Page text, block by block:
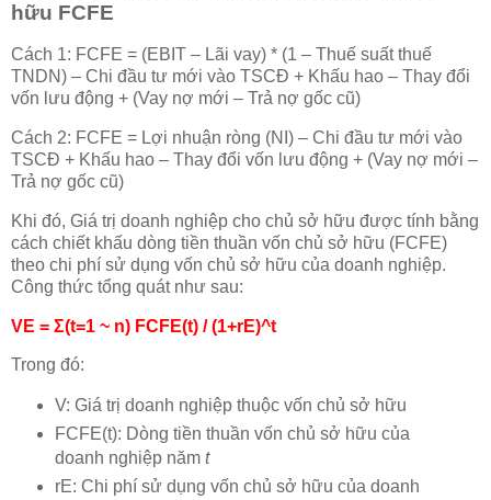
hữu FCFE
Cách 1: FCFE = (EBIT – Lãi vay) * (1 – Thuế suất thuế
TNDN) – Chi đầu tư mới vào TSCĐ + Khấu hao – Thay đổi
vốn lưu động + (Vay nợ mới – Trả nợ gốc cũ)
Cách 2: FCFE = Lợi nhuận ròng (NI) – Chi đầu tư mới vào
TSCĐ + Khấu hao – Thay đổi vốn lưu động + (Vay nợ mới –
Trả nợ gốc cũ)
Khi đó, Giá trị doanh nghiệp cho chủ sở hữu được tính bằng
cách chiết khấu dòng tiền thuần vốn chủ sở hữu (FCFE)
theo chi phí sử dụng vốn chủ sở hữu của doanh nghiệp.
Công thức tổng quát như sau:
VE = Σ(t=1 ~ n) FCFE(t) / (1+rE)^t
Trong đó:
V: Giá trị doanh nghiệp thuộc vốn chủ sở hữu
FCFE(t): Dòng tiền thuần vốn chủ sở hữu của
doanh nghiệp năm t
rE: Chi phí sử dụng vốn chủ sở hữu của doanh